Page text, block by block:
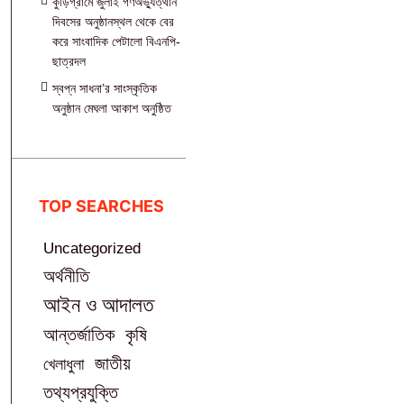
দিবসের অনুষ্ঠানস্থল থেকে বের
করে সাংবাদিক পেটালো বিএনপি-
ছাত্রদল
স্বপ্ন সাধনা’র সাংস্কৃতিক
অনুষ্ঠান মেঘলা আকাশ অনুষ্ঠিত
TOP SEARCHES
Uncategorized
অর্থনীতি
আইন ও আদালত
আন্তর্জাতিক কৃষি
খেলাধুলা জাতীয়
তথ্যপ্রযুক্তি